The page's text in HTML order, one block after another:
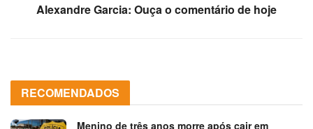
Alexandre Garcia: Ouça o comentário de hoje
RECOMENDADOS
Menino de três anos morre após cair em